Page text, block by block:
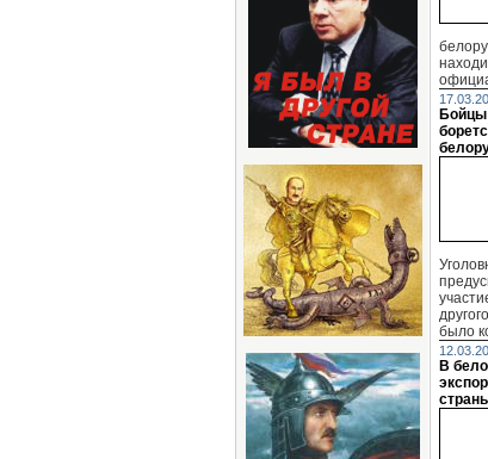
Бойцы
было
В